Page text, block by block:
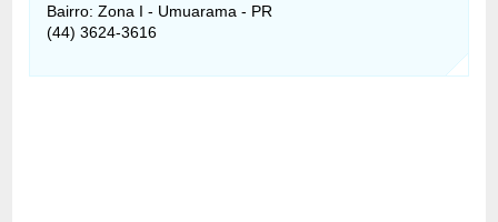
Bairro: Zona I - Umuarama - PR
(44) 3624-3616